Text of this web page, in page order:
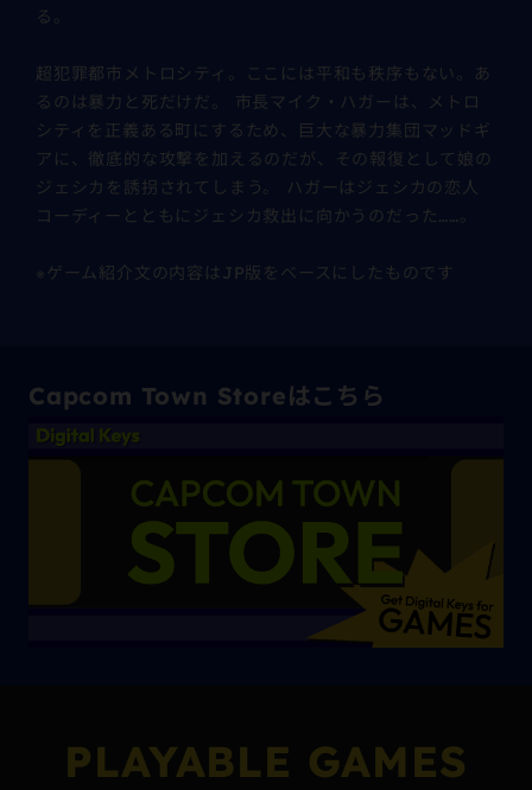
る。
超犯罪都市メトロシティ。ここには平和も秩序もない。あ
るのは暴力と死だけだ。 市長マイク・ハガーは、メトロ
シティを正義ある町にするため、巨大な暴力集団マッドギ
アに、徹底的な攻撃を加えるのだが、その報復として娘の
ジェシカを誘拐されてしまう。 ハガーはジェシカの恋人
コーディーとともにジェシカ救出に向かうのだった……。
※ゲーム紹介文の内容はJP版をベースにしたものです
Capcom Town Storeはこちら
PLAYABLE GAMES